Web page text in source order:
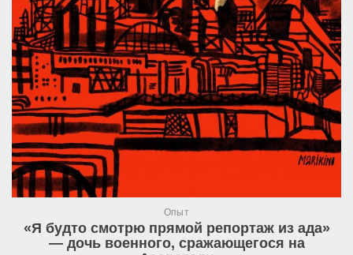
Опыт
«Я будто смотрю прямой репортаж из ада»
— дочь военного, сражающегося на